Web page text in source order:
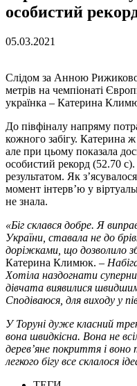
особистий
05.03.2021
Слідом за Анною
метрів на чемпіонаті
українка – Катерина
До півфіналу напряму
кожного забігу. Катерина
але при цьому показала
особистий рекорд (52.70
результатом. Як
момент інтерв’ю у
не знала.
«Біг склався добре. Я
України, ставала не до
доріжками, що дозволило
Катерина Климюк. –
Хотіла наздогнати
дівчата виявилися
Сподіваюся, для виходу у
У Торуні дуже класний
вона швидкісна. Вона не
дерев’яне покриття і
легкого бігу все склалося